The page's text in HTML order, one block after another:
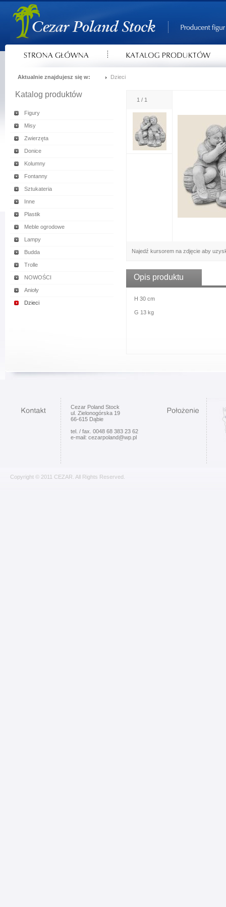
Aktualnie znajdujesz się w: Dzieci
Katalog produktów
Figury
Misy
Zwierzęta
Donice
Kolumny
Fontanny
Sztukateria
Inne
Plastik
Meble ogrodowe
Lampy
Budda
Trolle
NOWOŚCI
Anioły
Dzieci
1 / 1
Najedź kursorem na zdjęcie aby
Opis produktu
H 30 cm
G 13 kg
Cezar Poland Stock
ul. Zielonogórska 19
66-615 Dąbie
tel. / fax. 0048 68 383 23 62
e-mail: cezarpoland@wp.pl
Copyright © 2011 CEZAR. All Rights Reserved.